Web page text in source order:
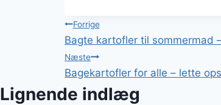
Indlægsnavigation
Forrige
Bagte kartofler til sommermad
Næste
Bagekartofler for alle – lette
Lignende indlæg